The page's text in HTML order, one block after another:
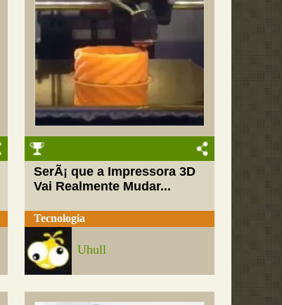
SerÃ¡ que a Impressora 3D
Vai Realmente Mudar...
Tecnologia
Uhull